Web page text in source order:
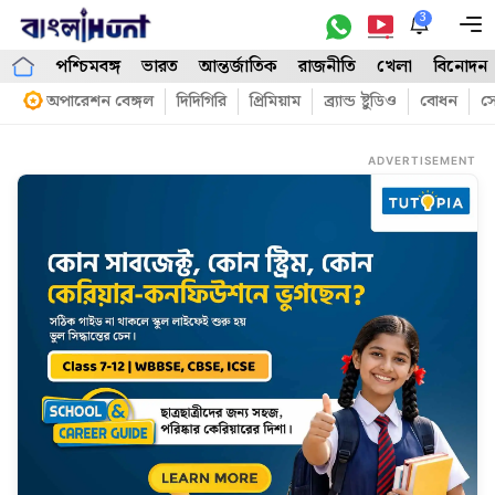
Skip
content
3
পশ্চিমবঙ্গ ভারত আন্তর্জাতিক রাজনীতি খেলা বিনোদন
অপারেশন বেঙ্গল দিদিগিরি প্রিমিয়াম ব্র্যান্ড ষ্টুডিও বোধন
ADVERTISEMENT